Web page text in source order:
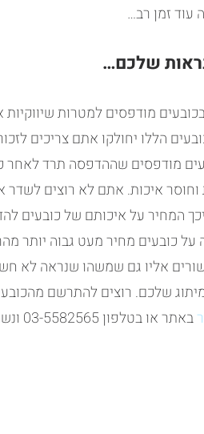
עוד זמן רב…
שלכם…
מודפסים למטרות שיווקיות
הללו יחולקו אתם צריכים
מודפסים שההדפסה תרד לאחר
וחוסר איכות. אתם לא רוצים לשדר
המחיר על איכותם של כובעים
כובעים מחיר מעט גבוה יותר
אליו גם שמשהו שנראה לא
שלכם. רוצים להתרשם
באתר או בטלפון 03-5582565 ונשמח לעמוד לרשותכם